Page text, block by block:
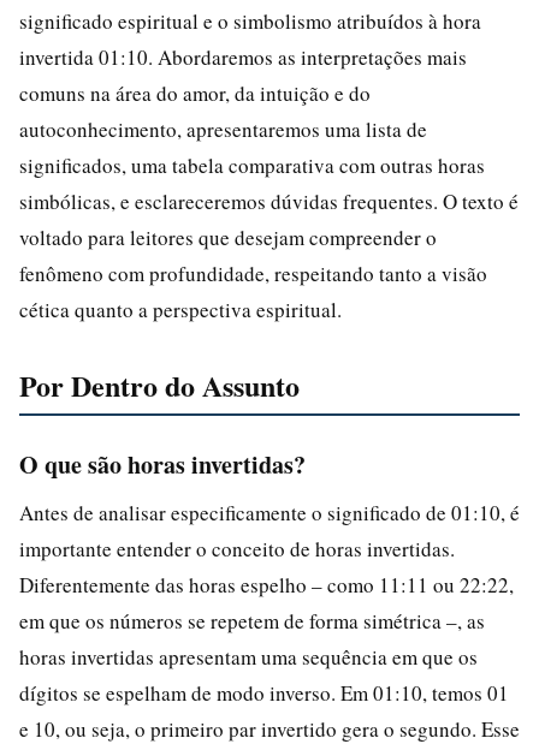
significado espiritual e o simbolismo atribuídos à hora
invertida 01:10. Abordaremos as interpretações mais
comuns na área do amor, da intuição e do
autoconhecimento, apresentaremos uma lista de
significados, uma tabela comparativa com outras horas
simbólicas, e esclareceremos dúvidas frequentes. O texto é
voltado para leitores que desejam compreender o
fenômeno com profundidade, respeitando tanto a visão
cética quanto a perspectiva espiritual.
Por Dentro do Assunto
O que são horas invertidas?
Antes de analisar especificamente o significado de 01:10, é
importante entender o conceito de horas invertidas.
Diferentemente das horas espelho – como 11:11 ou 22:22,
em que os números se repetem de forma simétrica –, as
horas invertidas apresentam uma sequência em que os
dígitos se espelham de modo inverso. Em 01:10, temos 01
e 10, ou seja, o primeiro par invertido gera o segundo. Esse